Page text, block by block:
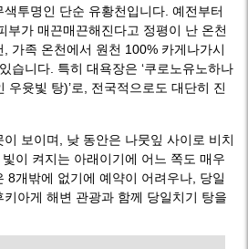
투명인 단순 유황천입니다. 예전부터
부가 매끈매끈해진다고 정평이 난 온천
가족 온천에서 원천 100% 카게나가시
습니다. 특히 대욕장은 ‘쿠로노유노하나
우윳빛 탕)’로, 전국적으로도 대단히 진
보이며, 낮 동안은 나뭇잎 사이로 비치
이 켜지는 아래이기에 어느 쪽도 매우
8개밖에 없기에 예약이 어려우나, 당일
아게 해변 관광과 함께 당일치기 탕을